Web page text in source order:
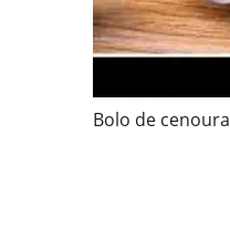
Bolo de cenoura